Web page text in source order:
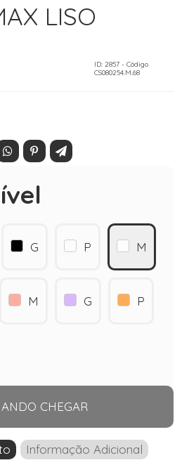
LISO
ID: 2857 - Código
CS080254.M.68
G P M
M G P
CHEGAR
Informação Adicional